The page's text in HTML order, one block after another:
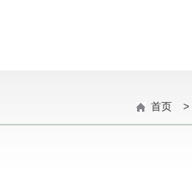
首页 >